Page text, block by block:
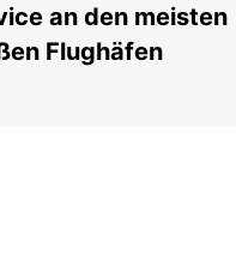
an den meisten
Flughäfen